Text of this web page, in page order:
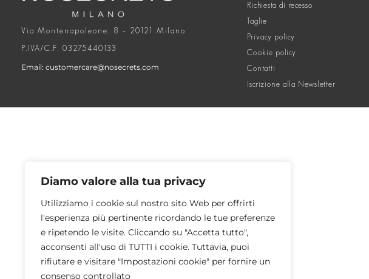
Diamo valore alla tua privacy
Utilizziamo i cookie sul nostro sito Web per offrirti
l'esperienza più pertinente ricordando le tue preferenze
e ripetendo le visite. Cliccando su "Accetta tutto",
acconsenti all'uso di TUTTI i cookie. Tuttavia, puoi
rifiutare e visitare "Impostazioni cookie" per fornire un
consenso controllato
Via Montenapoleone, 8 – 20121 Milano
P.IVA/C.F. 03275440133
Email: customercare@nosecrets.com
Richiesta di recesso
Taglie
Privacy policy
Cookie policy
Contatti
Iscrizione alla Newsletter